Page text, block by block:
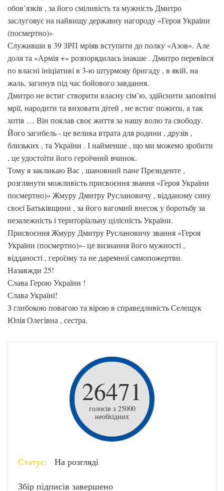
обов’язків , за його сміливість та мужність Дмитро
заслуговує на найвищу державну нагороду «Героя України
(посмертно)»
Служивши в 39 ЗРП мріяв вступити до полку «Азов». Але
доля та «Армія +» розпорядилась інакше . Дмитро перевівся
по власні ініціативі в 3-ю штурмову бригаду , в якій, на
жаль, загинув під час бойового завдання.
Дмитро не встиг створити власну сім’ю, здійснити заповітні
мрії, народити та виховати дітей , не встиг пожити, а так
хотів … Він поклав своє життя за нашу волю та свободу.
Його загибель - це велика втрата для родини , друзів ,
близьких , та України . І найменше , що ми можемо зробити
, це удостоїти його героїчний вчинок.
Тому я закликаю Вас , шановний пане Президенте ,
розглянути можливість присвоєння звання «Героя України
посмертно)» Жмуру Дмитру Руслановичу , відданому сину
своєї Батьківщини , за його вагомий внесок у боротьбу за
незалежність і територіальну цілісність України.
Присвоєння Жмуру Дмитру Руслановичу звання «Героя
України (посмертно)»- це визнання його мужності ,
відданості , героїзму та не даремної самопожертви.
Назавжди 25!
Слава Герою України !
Слава Україні!
З глибокою повагою та вірою в справедливість Селещук
Юлія Олегівна , сестра.
26471
голосів з 25000
необхідних
Статус: На розгляді
Збір підписів завершено